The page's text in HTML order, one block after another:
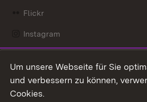
Flickr
Instagram
Mastodon
Messenger
Um unsere Webseite für Sie
und verbessern zu können,
Cookies.